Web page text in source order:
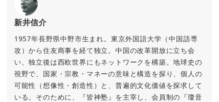
新井信介
1957年長野県中野市生まれ。東京外国語大学（中国語専
攻）から住友商事を経て独立。中国の改革開放に立ち会
い、独立後は西欧世界にもネットワークを構築。地球史の
視野で、国家・宗教・マネーの意味と構造を探り、個人の
可能性（想像性・創造性）と、普遍的文化価値を探求して
いる。そのために、『皆神塾』を主宰し、会員制の『瓊音